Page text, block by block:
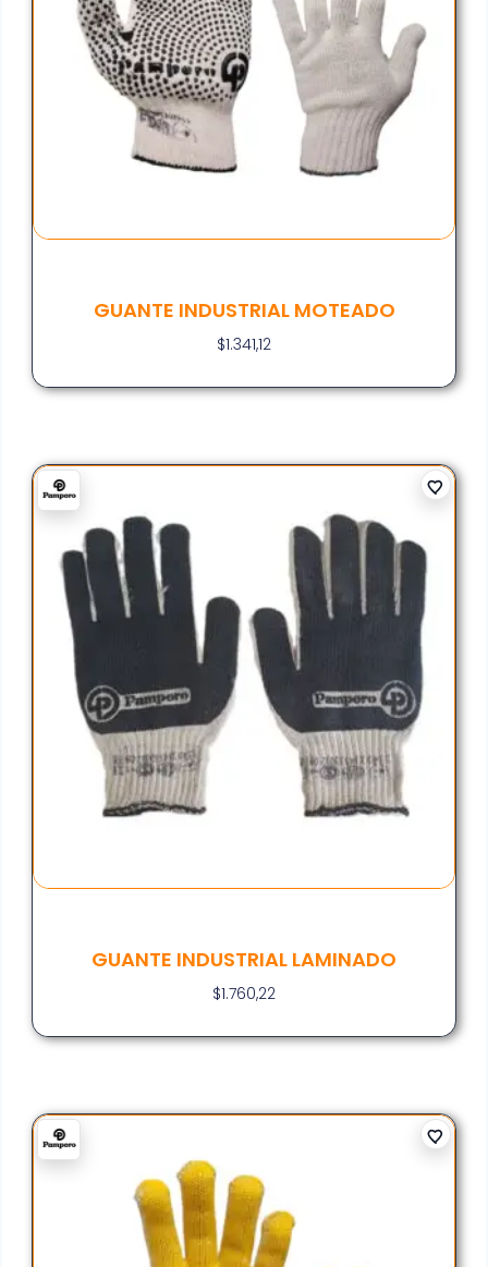
GUANTE INDUSTRIAL MOTEADO
$1.341,12
GUANTE INDUSTRIAL LAMINADO
$1.760,22